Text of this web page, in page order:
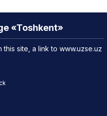
«Toshkent»
site, a link to www.uzse.uz